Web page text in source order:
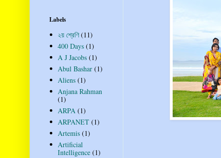
Labels
২য় শ্রেণি (11)
400 Days (1)
A J Jacobs (1)
Abul Bashar (1)
Aliens (1)
Anjana Rahman
(1)
ARPA (1)
ARPANET (1)
Artemis (1)
Artificial
Intelligence (1)